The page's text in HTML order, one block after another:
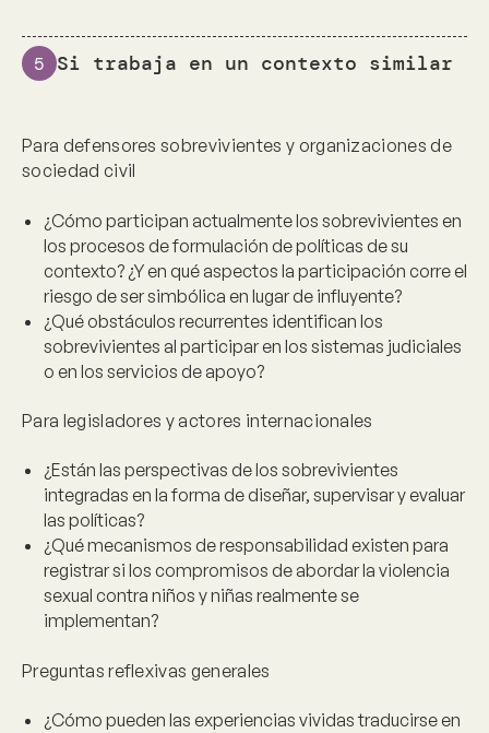
5 Si trabaja en un contexto similar
Para defensores sobrevivientes y organizaciones de
sociedad civil
¿Cómo participan actualmente los sobrevivientes en
los procesos de formulación de políticas de su
contexto? ¿Y en qué aspectos la participación corre el
riesgo de ser simbólica en lugar de influyente?
¿Qué obstáculos recurrentes identifican los
sobrevivientes al participar en los sistemas judiciales
o en los servicios de apoyo?
Para legisladores y actores internacionales
¿Están las perspectivas de los sobrevivientes
integradas en la forma de diseñar, supervisar y evaluar
las políticas?
¿Qué mecanismos de responsabilidad existen para
registrar si los compromisos de abordar la violencia
sexual contra niños y niñas realmente se
implementan?
Preguntas reflexivas generales
¿Cómo pueden las experiencias vividas traducirse en